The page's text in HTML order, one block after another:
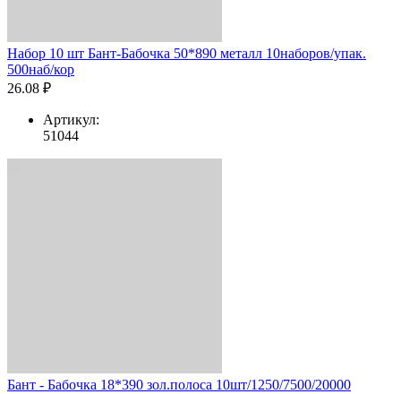
Набор 10 шт Бант-Бабочка 50*890 металл 10наборов/упак.
500наб/кор
26.08 ₽
Артикул:
51044
Бант - Бабочка 18*390 зол.полоса 10шт/1250/7500/20000